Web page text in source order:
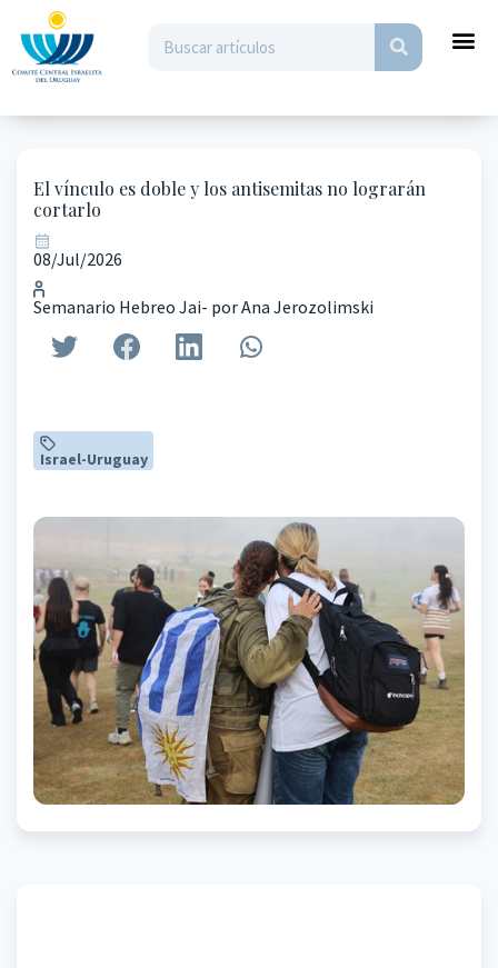
El vínculo es doble y los antisemitas no lograrán
cortarlo
08/Jul/2026
Semanario Hebreo Jai- por Ana Jerozolimski
Israel-Uruguay